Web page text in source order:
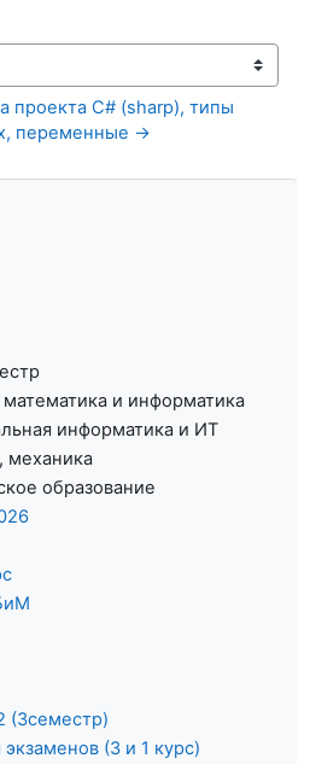
проекта C# (sharp), типы
переменные →
и информатика
информатика и ИТ
механика
образование
(3 и 1 курс)